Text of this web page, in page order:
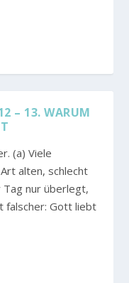
– 13. WARUM
(a) Viele
alten, schlecht
Tag nur überlegt,
falscher: Gott liebt